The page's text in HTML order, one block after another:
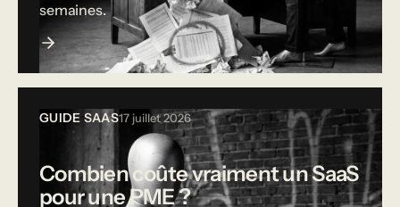
semaines.
GUIDE SAAS17 juillet 2026
Combien coûte vraiment un SaaS
pour une PME ?